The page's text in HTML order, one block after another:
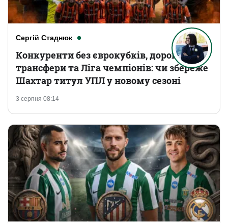
Сергій Стаднюк
3 серпня 08:14
Конкуренти без єврокубків, дорогі
трансфери та Ліга чемпіонів: чи збереже
Шахтар титул УПЛ у новому сезоні